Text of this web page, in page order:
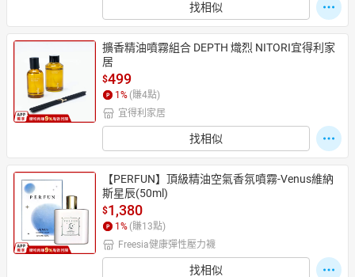
找相似
擴香精油噴霧組合 DEPTH 熾烈 NITORI宜得利家
居
$499
1 % (賺4點)
宜得利家居
找相似
【PERFUN】頂級精油空氣香氛噴霧-Venus維納
斯星辰(50ml)
$1,380
1 % (賺13點)
Freesia健康彈性壓力襪
找相似